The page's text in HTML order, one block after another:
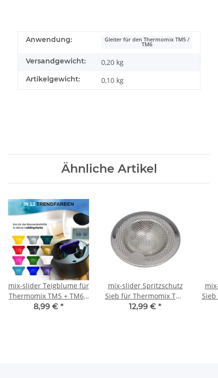
Anwendung: Gleiter für den Thermomix TM5 /
TM6
Versandgewicht: 0,20 kg
Artikelgewicht: 0,10 kg
Ähnliche Artikel
mix-slider Teigblume für
Thermomix TM5 + TM6 -
verschiedene Farben
8,99 € *
mix-slider Spritzschutz
Sieb für Thermomix TM6
TM5 TM31
12,99 € *